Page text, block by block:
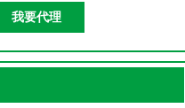
我要代理